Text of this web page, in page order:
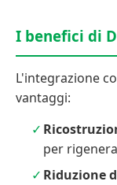
I benefici di
L'integrazione
vantaggi:
per
Riduzione